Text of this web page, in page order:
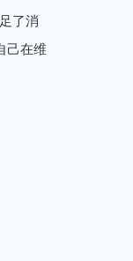
了消
己在维